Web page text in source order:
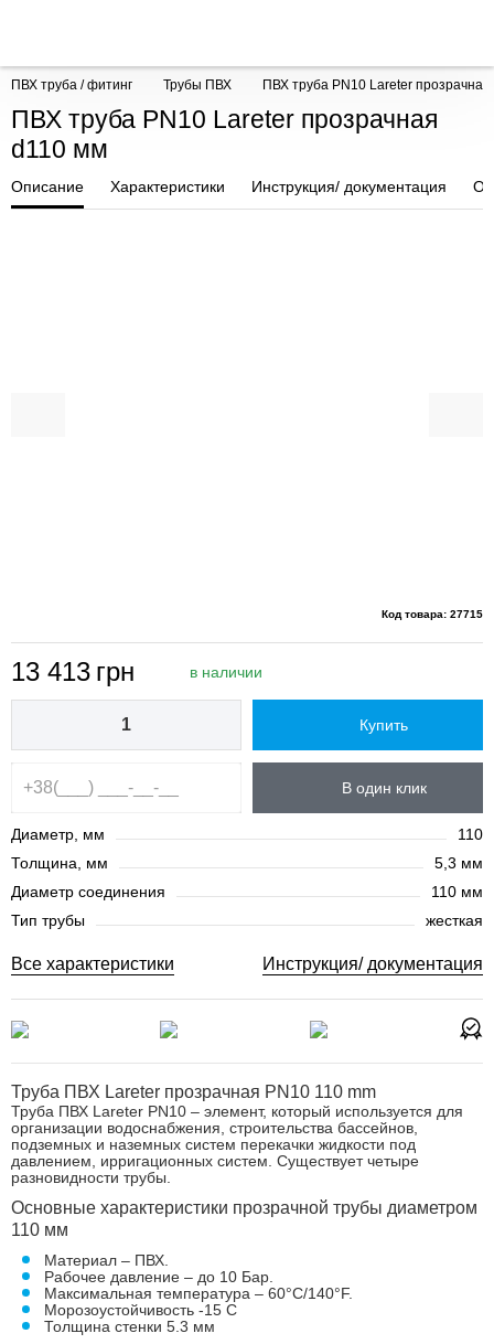
ПВХ труба / фитинг Трубы ПВХ ПВХ труба PN10 Lareter
ПВХ труба PN10 Lareter прозрачная
d110 мм
Описание Характеристики Инструкция/ документация
Код товара: 27715
13 413 грн в наличии
Купить
В один клик
Диаметр, мм
110
Толщина, мм
5,3 мм
Диаметр соединения
110 мм
Тип трубы
жесткая
Все характеристики Инструкция/ документация
Труба ПВХ Lareter прозрачная PN10 110 mm
Труба ПВХ Lareter PN10 – элемент, который используется для
организации водоснабжения, строительства бассейнов,
подземных и наземных систем перекачки жидкости под
давлением, ирригационных систем. Существует четыре
разновидности трубы.
Основные характеристики прозрачной трубы диаметром
110 мм
Материал – ПВХ.
Рабочее давление – до 10 Бар.
Максимальная температура – 60°C/140°F.
Морозоустойчивость -15 С
Толщина стенки 5.3 мм